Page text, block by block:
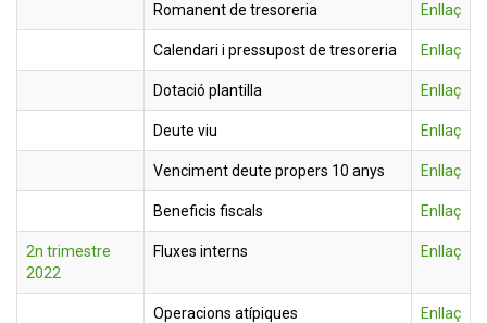
Romanent de tresoreria Enllaç
Calendari i pressupost de tresoreria Enllaç
Dotació plantilla Enllaç
Deute viu Enllaç
Venciment deute propers 10 anys Enllaç
Beneficis fiscals Enllaç
2n trimestre
2022
Fluxes interns Enllaç
Operacions atípiques Enllaç